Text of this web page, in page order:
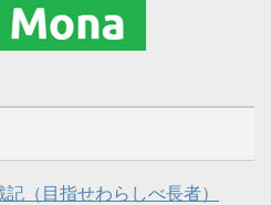
（目指せわらしべ長者）